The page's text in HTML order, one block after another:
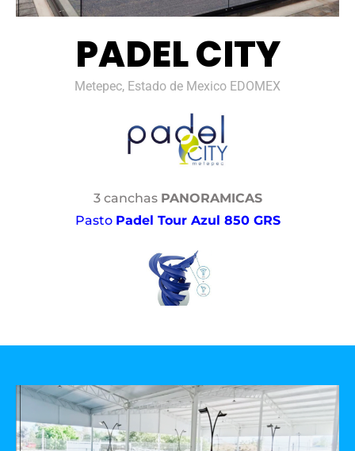
PADEL CITY
Metepec, Estado de Mexico EDOMEX
3 canchas PANORAMICAS
Pasto Padel Tour Azul 850 GRS